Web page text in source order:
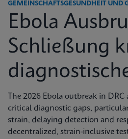
GEMEINSCHAFTSGESUNDHEIT UND
Ebola
Schließung
The 2026 Ebola outbreak in
critical diagnostic gaps,
strain, delaying detection and
decentralized, strain-inclusive